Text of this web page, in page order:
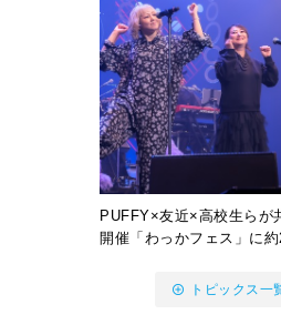
PUFFY×友近×高校生ら
開催「わっかフェス」に約
トピックス一